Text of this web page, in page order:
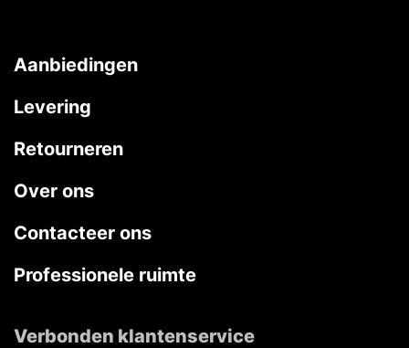
Aanbiedingen
Levering
Retourneren
Over ons
Contacteer ons
Professionele ruimte
Verbonden klantenservice